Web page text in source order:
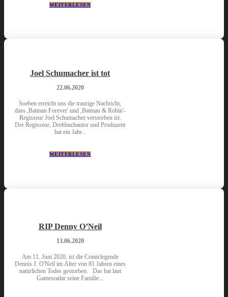
WEITERLESEN
Joel Schumacher ist tot
22.06.2020
Soeben erreicht uns die traurige Nachricht,
dass ,Batman Forever' und ,Batman & Robin'-
Regisseur Joel Schumacher verstorben ist.
Der Regisseur, Drehbuchautor und Produzent
hat ein Jahr...
WEITERLESEN
RIP Denny O’Neil
13.06.2020
Am 11. Juni 2020, ist die Comiclegende
Dennis J. O'Neil im Alter von 81 Jahren eines
natürlichen Todes gestorben. Das hat laut
Gamesradar seine Familie...